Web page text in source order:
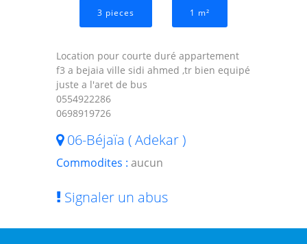
3 pieces 1 m²
Location pour courte duré appartement
f3 a bejaia ville sidi ahmed ,tr bien equipé
juste a l'aret de bus
0554922286
0698919726
06-Béjaïa ( Adekar )
Commodites :aucun
Signaler un abus